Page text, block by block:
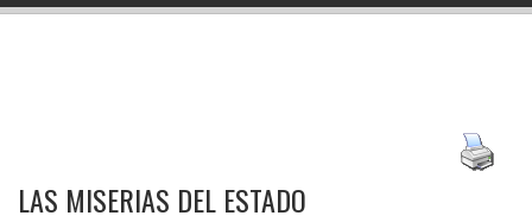
LAS MISERIAS DEL ESTADO